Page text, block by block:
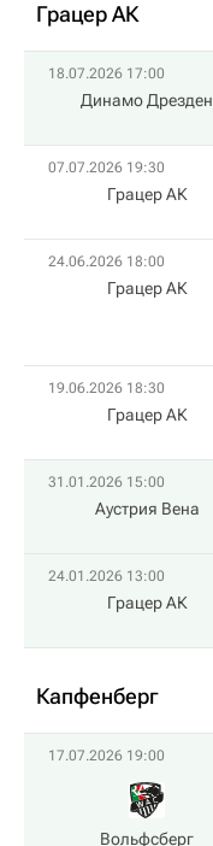
Грацер АК
18.07.2026 17:00
Динамо Дрезден
07.07.2026 19:30
Грацер АК
24.06.2026 18:00
Грацер АК
19.06.2026 18:30
Грацер АК
31.01.2026 15:00
Аустрия Вена
24.01.2026 13:00
Грацер АК
Капфенберг
17.07.2026 19:00
Вольфсберг